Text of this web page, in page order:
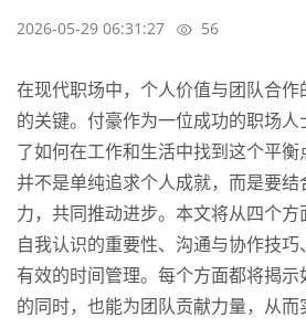
2026-05-29 06:31:27 56
在现代职场中，个人价值与团队合
的关键。付豪作为一位成功的职场
了如何在工作和生活中找到这个平
并不是单纯追求个人成就，而是要
力，共同推动进步。本文将从四个方
自我认识的重要性、沟通与协作技
有效的时间管理。每个方面都将揭
的同时，也能为团队贡献力量，从而